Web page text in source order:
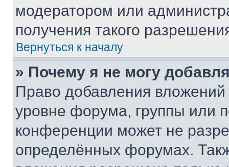
модератором или
получения такого
Вернуться к началу
» Почему я не могу
Право добавления
уровне форума, группы или
конференции может не
определённых форумах.